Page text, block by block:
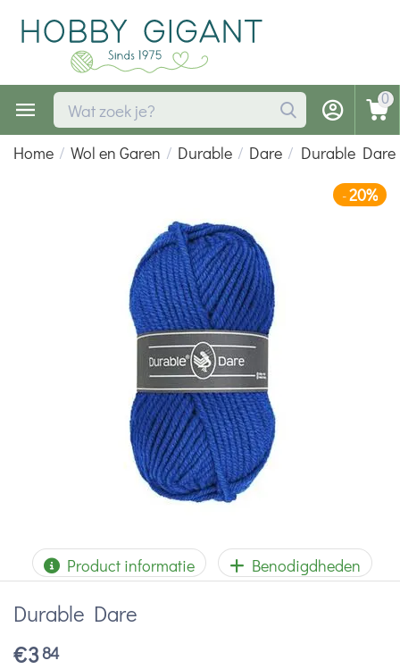
0
Home / Wol en Garen / Durable / Dare / Durable Dare
-20%
Product informatie Benodigdheden
Durable Dare
€384